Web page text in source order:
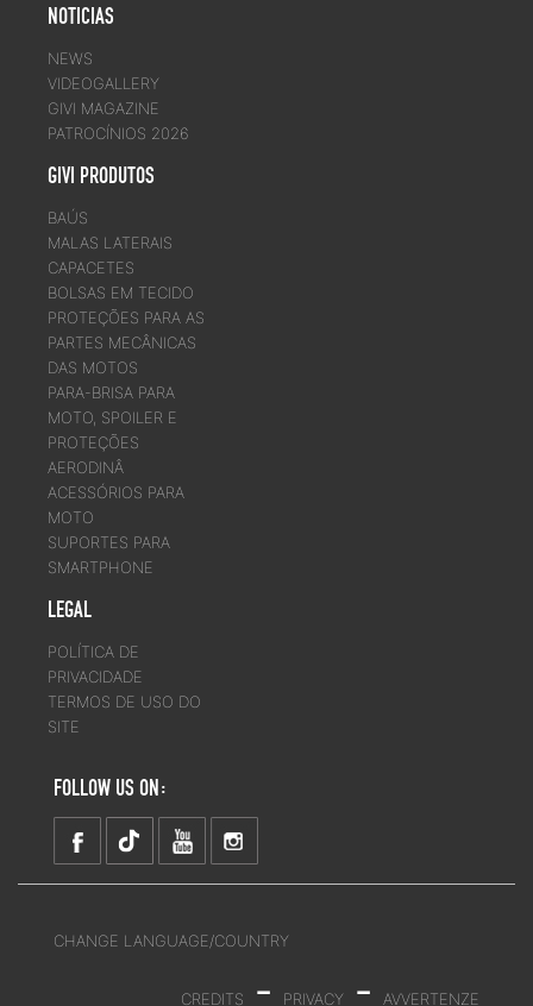
NOTICIAS
NEWS
VIDEOGALLERY
GIVI MAGAZINE
PATROCÍNIOS 2026
GIVI PRODUTOS
BAÚS
MALAS LATERAIS
CAPACETES
BOLSAS EM TECIDO
PROTEÇÕES PARA AS
PARTES MECÂNICAS
DAS MOTOS
PARA-BRISA PARA
MOTO, SPOILER E
PROTEÇÕES
AERODINÂ
ACESSÓRIOS PARA
MOTO
SUPORTES PARA
SMARTPHONE
LEGAL
POLÍTICA DE
PRIVACIDADE
TERMOS DE USO DO
SITE
FOLLOW US ON:
CHANGE LANGUAGE/COUNTRY
CREDITS - PRIVACY - AVVERTENZE